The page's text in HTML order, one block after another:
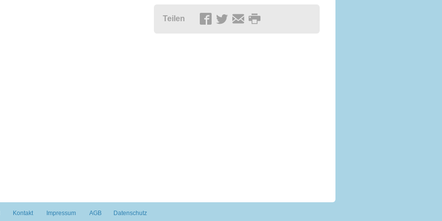
Teilen
Kontakt Impressum AGB Datenschutz